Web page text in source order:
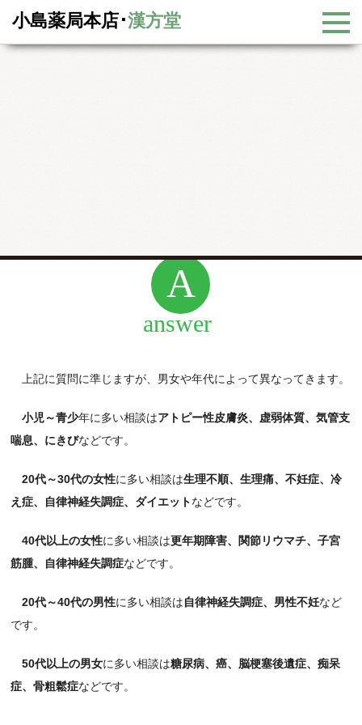
小島薬局本店･漢方堂
上記に質問に準じますが、男女や年代によって異なってきます。
小児～青少年に多い相談はアトピー性皮膚炎、虚弱体質、気管支
喘息、にきびなどです。
20代～30代の女性に多い相談は生理不順、生理痛、不妊症、冷
え症、自律神経失調症、ダイエットなどです。
40代以上の女性に多い相談は更年期障害、関節リウマチ、子宮
筋腫、自律神経失調症などです。
20代～40代の男性に多い相談は自律神経失調症、男性不妊など
です。
50代以上の男女に多い相談は糖尿病、癌、脳梗塞後遺症、痴呆
症、骨粗鬆症などです。